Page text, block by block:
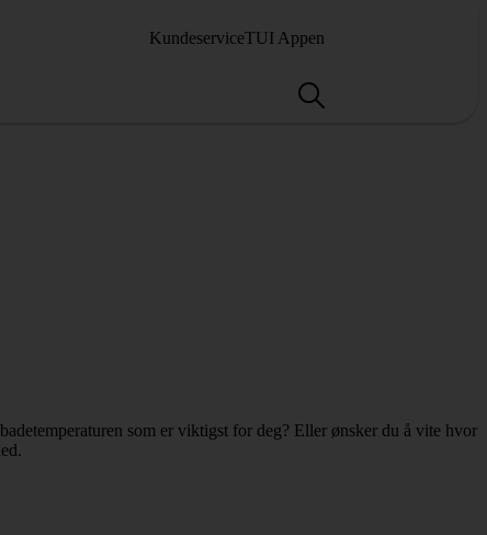
KundeserviceTUI Appen
som er viktigst for deg? Eller ønsker du å vite hvor